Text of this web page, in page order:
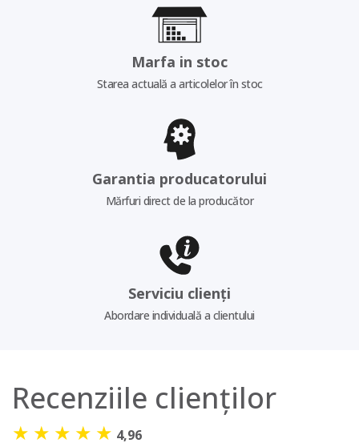
Marfa in stoc
Starea actuală a articolelor în stoc
Garantia producatorului
Mărfuri direct de la producător
Serviciu clienți
Abordare individuală a clientului
Recenziile clienților
★ ★ ★ ★ ★ 4,96